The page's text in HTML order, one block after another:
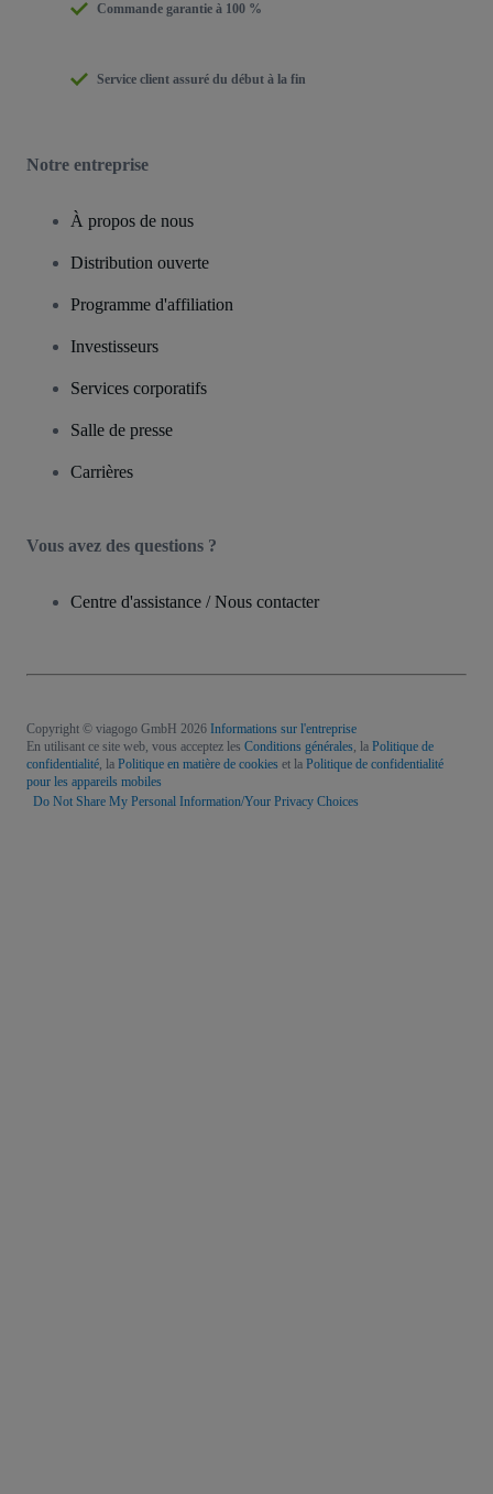
Commande garantie à 100 %
Service client assuré du début à la fin
Notre entreprise
À propos de nous
Distribution ouverte
Programme d'affiliation
Investisseurs
Services corporatifs
Salle de presse
Carrières
Vous avez des questions ?
Centre d'assistance / Nous contacter
Copyright © viagogo GmbH 2026 Informations sur l'entreprise
En utilisant ce site web, vous acceptez les Conditions générales, la Politique de
confidentialité, la Politique en matière de cookies et la Politique de confidentialité
pour les appareils mobiles
Do Not Share My Personal Information/Your Privacy Choices